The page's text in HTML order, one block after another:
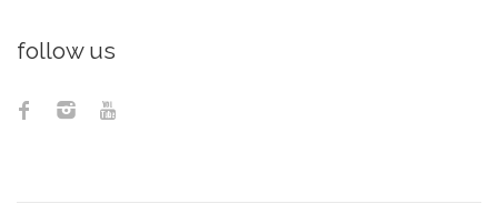
follow us